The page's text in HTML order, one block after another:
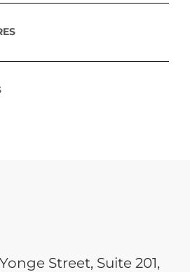
Street, Suite 201,